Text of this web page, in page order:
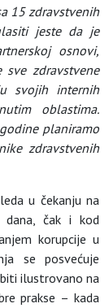
15 zdravstvenih
jeste da je
osnovi,
zdravstvene
svojih internih
oblastima.
planiramo
zdravstvenih
u čekanju na
dana, čak i kod
korupcije u
se posvećuje
ilustrovano na
prakse – kada